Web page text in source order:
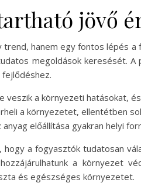
jövő
trend, hanem egy fontos lépés
megoldások keresését.
a környezeti hatásokat,
a környezetet, ellentétben
előállítása gyakran helyi
a fogyasztók tudatosan
a környezet
és egészséges környezetet.